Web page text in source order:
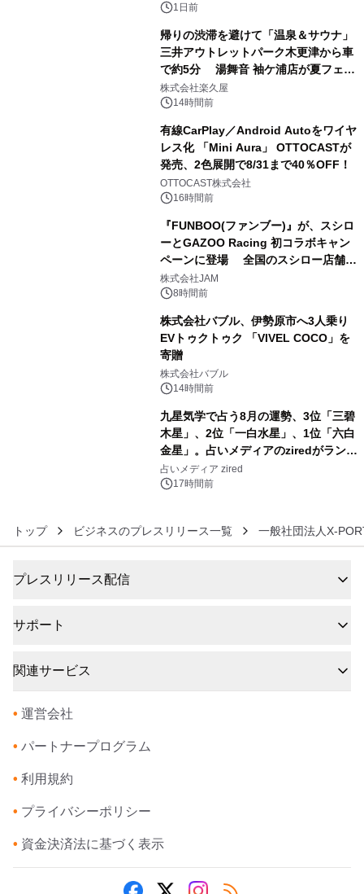
1日前
帰りの渋滞を避けて「温泉＆サウナ」
三井アウトレットパーク木更津から車
で約5分 湯舞音 袖ケ浦店が夏フェア
メニューを提供
株式会社楽久屋
14時間前
有線CarPlay／Android Autoをワイヤ
レス化 「Mini Aura」 OTTOCASTが
発売、2色展開で8/31まで40％OFF！
OTTOCAST株式会社
16時間前
『FUNBOO(ファンブー)』が、スシロ
ーとGAZOO Racing 初コラボキャン
ペーンに登場 全国のスシロー店舗で
GR 4車種の FUNBOO(ミニカー)付き
メニューが展開されます
株式会社JAM
8時間前
株式会社バブル、伊勢原市へ3人乗り
EVトゥクトゥク 「VIVEL COCO」を
寄贈
株式会社バブル
14時間前
九星気学で占う8月の運勢、3位「三碧
木星」、2位「一白水星」、1位「六白
金星」。占いメディアのziredがランキ
ングを発表
占いメディア zired
17時間前
トップ ビジネスのプレスリリース一覧 一般社団法人X-
プレスリリース配信
サポート
関連サービス
• 運営会社
• パートナープログラム
• 利用規約
• プライバシーポリシー
• 資金決済法に基づく表示